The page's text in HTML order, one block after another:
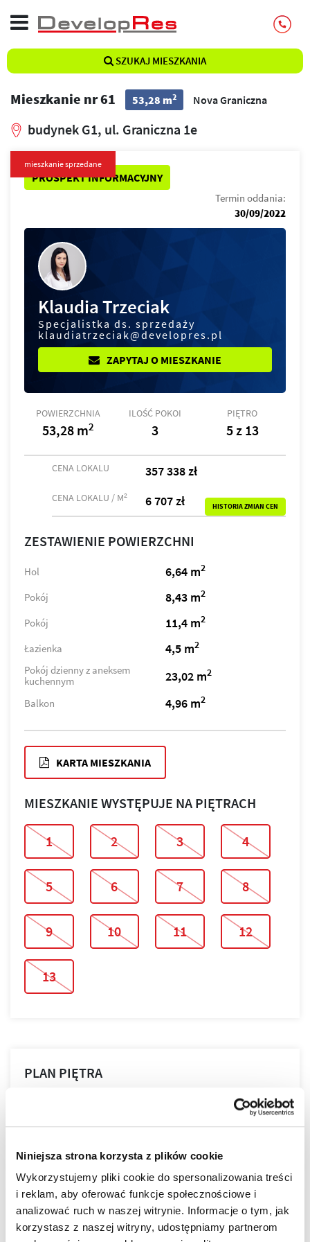
Niniejsza strona korzysta z plików cookie
Wykorzystujemy pliki cookie do spersonalizowania treści
i reklam, aby oferować funkcje społecznościowe i
analizować ruch w naszej witrynie. Informacje o tym, jak
korzystasz z naszej witryny, udostępniamy partnerom
SZUKAJ MIESZKANIA
Mieszkanie nr 61 53,28 m2 Nova Graniczna
budynek G1, ul. Graniczna 1e
PROSPEKT INFORMACYJNY
mieszkanie sprzedane
Termin oddania:
30/09/2022
Klaudia Trzeciak
Specjalistka ds. sprzedaży
klaudiatrzeciak@developres.pl
ZAPYTAJ O MIESZKANIE
POWIERZCHNIA
53,28 m2
ILOŚĆ POKOI
3
PIĘTRO
5 z 13
CENA LOKALU 357 338 zł
CENA LOKALU / M2 6 707 zł HISTORIA ZMIAN CEN
ZESTAWIENIE POWIERZCHNI
Hol 6,64 m2
Pokój 8,43 m2
Pokój 11,4 m2
Łazienka 4,5 m2
Pokój dzienny z aneksem
kuchennym
23,02 m2
Balkon 4,96 m2
KARTA MIESZKANIA
MIESZKANIE WYSTĘPUJE NA PIĘTRACH
1 2 3 4
5 6 7 8
9 10 11 12
13
PLAN PIĘTRA
LOKALIZACJA